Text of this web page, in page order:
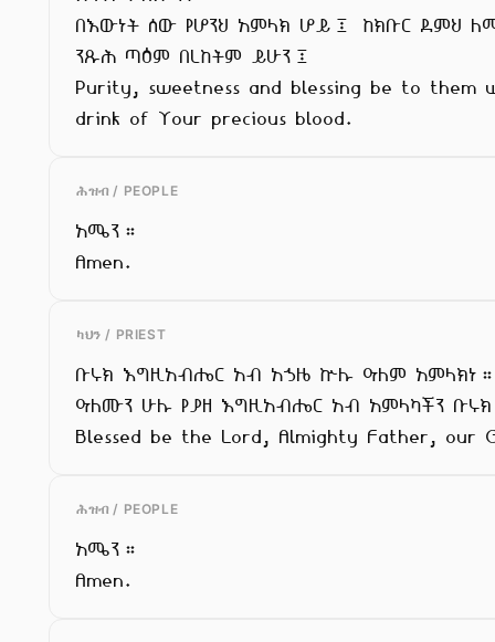
በእውነት ሰው የሆንህ አምላክ ሆይ፤ ከክቡር ደምህ
ንጹሕ ጣዕም በረከትም ይሁን፤
Purity, sweetness and blessing be to them
drink of Your precious blood.
ሕዝብ / PEOPLE
አሜን።
Amen.
ካህን / PRIEST
ቡሩክ እግዚአብሔር አብ አኃዜ ኵሉ ዓለም
ዓለሙን ሁሉ የያዘ እግዚአብሔር አብ አምላካችን
Blessed be the Lord, Almighty Father, our
ሕዝብ / PEOPLE
አሜን።
Amen.